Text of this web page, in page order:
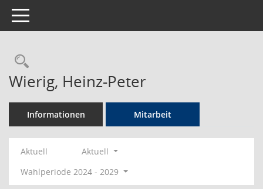
Toggle navigation
Rechercheauswahl
Wierig, Heinz-Peter
Informationen Mitarbeit
Aktuell
Aktuell
Wahlperiode 2024 - 2029